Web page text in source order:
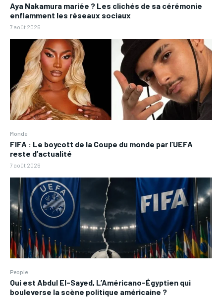
Aya Nakamura mariée ? Les clichés de sa cérémonie
enflamment les réseaux sociaux
7 août 2026
Monde
FIFA : Le boycott de la Coupe du monde par l’UEFA
reste d’actualité
7 août 2026
People
Qui est Abdul El-Sayed, L’Américano-Égyptien qui
bouleverse la scène politique américaine ?